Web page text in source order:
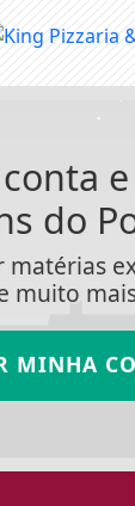
do
matérias
muito
MINHA